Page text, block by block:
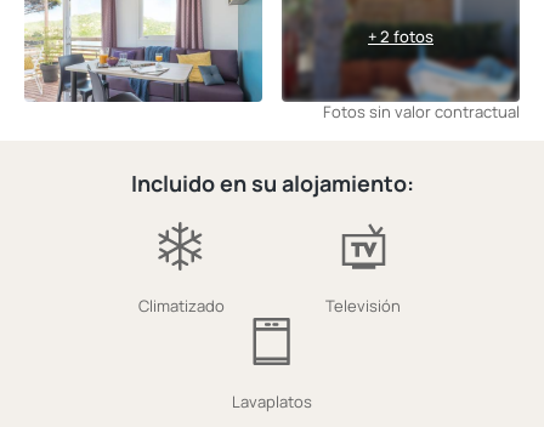
+ 2 fotos
Fotos sin valor contractual
Incluido en su alojamiento:
Climatizado Televisión
Lavaplatos